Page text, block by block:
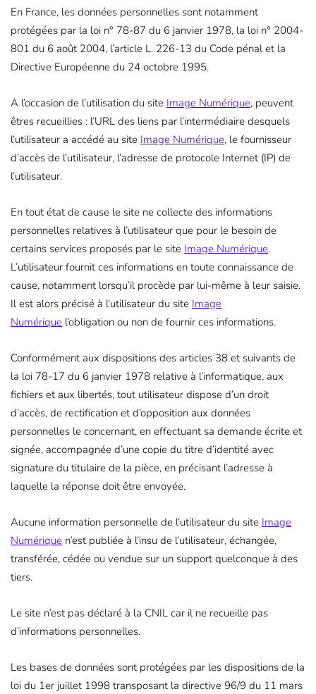
En France, les données personnelles sont notamment
protégées par la loi n° 78-87 du 6 janvier 1978, la loi n° 2004-
801 du 6 août 2004, l’article L. 226-13 du Code pénal et la
Directive Européenne du 24 octobre 1995.
A l’occasion de l’utilisation du site Image Numérique, peuvent
êtres recueillies : l’URL des liens par l’intermédiaire desquels
l’utilisateur a accédé au site Image Numérique, le fournisseur
d’accès de l’utilisateur, l’adresse de protocole Internet (IP) de
l’utilisateur.
En tout état de cause le site ne collecte des informations
personnelles relatives à l’utilisateur que pour le besoin de
certains services proposés par le site Image Numérique.
L’utilisateur fournit ces informations en toute connaissance de
cause, notamment lorsqu’il procède par lui-même à leur saisie.
Il est alors précisé à l’utilisateur du site Image
Numérique l’obligation ou non de fournir ces informations.
Conformément aux dispositions des articles 38 et suivants de
la loi 78-17 du 6 janvier 1978 relative à l’informatique, aux
fichiers et aux libertés, tout utilisateur dispose d’un droit
d’accès, de rectification et d’opposition aux données
personnelles le concernant, en effectuant sa demande écrite et
signée, accompagnée d’une copie du titre d’identité avec
signature du titulaire de la pièce, en précisant l’adresse à
laquelle la réponse doit être envoyée.
Aucune information personnelle de l’utilisateur du site Image
Numérique n’est publiée à l’insu de l’utilisateur, échangée,
transférée, cédée ou vendue sur un support quelconque à des
tiers.
Le site n’est pas déclaré à la CNIL car il ne recueille pas
d’informations personnelles.
Les bases de données sont protégées par les dispositions de la
loi du 1er juillet 1998 transposant la directive 96/9 du 11 mars